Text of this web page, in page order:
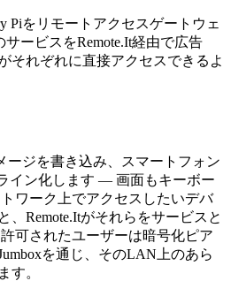
Piをリモートアクセスゲートウェ
ービスをRemote.It経由で広告
それぞれに直接アクセスできるよ
ージを書き込み、スマートフォン
イン化します — 画面もキーボー
ワーク上でアクセスしたいデバ
、Remote.Itがそれらをサービスと
可されたユーザーは暗号化ピア
を通じ、そのLAN上のあら
す。